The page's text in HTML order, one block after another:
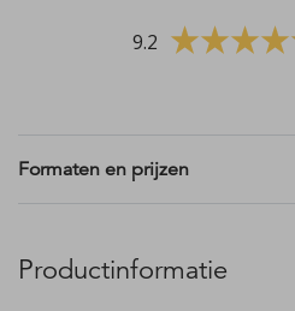
9.2
Formaten en prijzen
Productinformatie